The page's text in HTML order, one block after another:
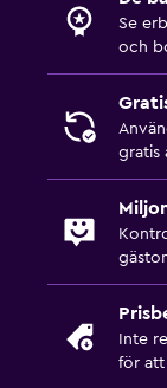
Se
och
gratis
Inte
för att